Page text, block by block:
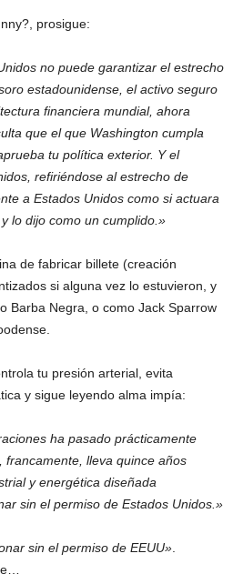
prosigue:
no puede garantizar el estrecho
estadounidense, el activo seguro
financiera mundial, ahora
que el que Washington cumpla
tu política exterior. Y el
refiriéndose al estrecho de
a Estados Unidos como si actuara
lo dijo como un cumplido.»
de fabricar billete (creación
si alguna vez lo estuvieron, y
Barba Negra, o como Jack Sparrow
tu presión arterial, evita
y sigue leyendo alma impía:
ha pasado prácticamente
lleva quince años
y energética diseñada
sin el permiso de Estados Unidos.»
sin el permiso de EEUU»